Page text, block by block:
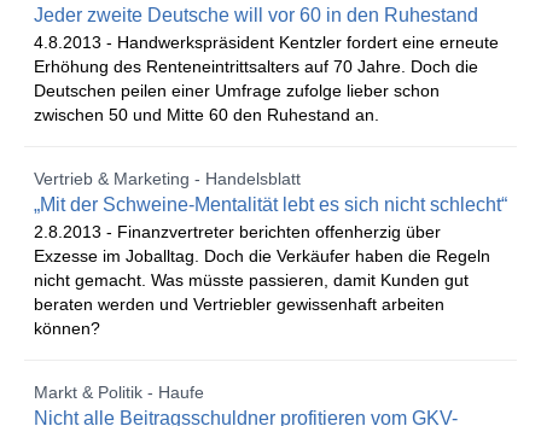
Jeder zweite Deutsche will vor 60 in den Ruhestand
4.8.2013 - Handwerkspräsident Kentzler fordert eine erneute
Erhöhung des Renteneintrittsalters auf 70 Jahre. Doch die
Deutschen peilen einer Umfrage zufolge lieber schon
zwischen 50 und Mitte 60 den Ruhestand an.
Vertrieb & Marketing - Handelsblatt
„Mit der Schweine-Mentalität lebt es sich nicht schlecht“
2.8.2013 - Finanzvertreter berichten offenherzig über
Exzesse im Joballtag. Doch die Verkäufer haben die Regeln
nicht gemacht. Was müsste passieren, damit Kunden gut
beraten werden und Vertriebler gewissenhaft arbeiten
können?
Markt & Politik - Haufe
Nicht alle Beitragsschuldner profitieren vom GKV-